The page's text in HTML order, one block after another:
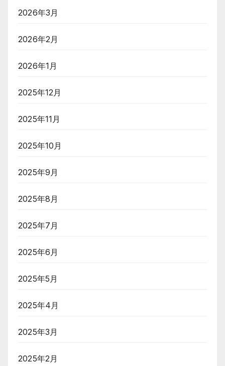
2026年3月
2026年2月
2026年1月
2025年12月
2025年11月
2025年10月
2025年9月
2025年8月
2025年7月
2025年6月
2025年5月
2025年4月
2025年3月
2025年2月